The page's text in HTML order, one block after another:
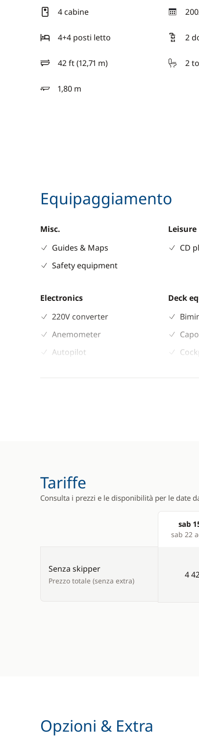
4 cabine
anno
4+4 posti letto
2
42 ft (12,71 m)
lunghezza 2
1,80 m
pescaggio
Equipaggiamento
Misc.
Guides & Maps
Safety equipment
Leisure
CD
Electronics
220V converter
Anemometer
Autopilot
Deck
Tariffe
Consulta i prezzi e le disponibilità per le date
Products
sab
sab 22
Senza skipper
Prezzo totale (senza extra)
4
Opzioni & Extra